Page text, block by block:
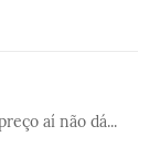
aí não dá...